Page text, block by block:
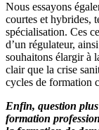
Nous essayons
courtes et hybrides,
spécialisation. Ces
d’un régulateur,
souhaitons élargir à
clair que la crise
cycles de formation
Enfin, question
formation